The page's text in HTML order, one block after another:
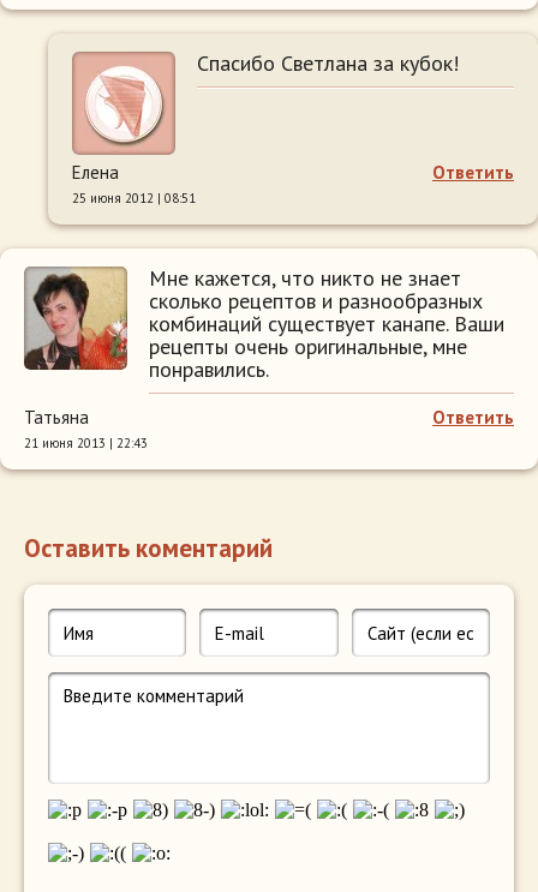
Спасибо Светлана за кубок!
Ответить
Елена
25 июня 2012 | 08:51
Мне кажется, что никто не знает
сколько рецептов и разнообразных
комбинаций существует канапе. Ваши
рецепты очень оригинальные, мне
понравились.
Ответить
Татьяна
21 июня 2013 | 22:43
Оставить коментарий